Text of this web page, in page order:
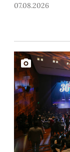
considerados
07.08.2026